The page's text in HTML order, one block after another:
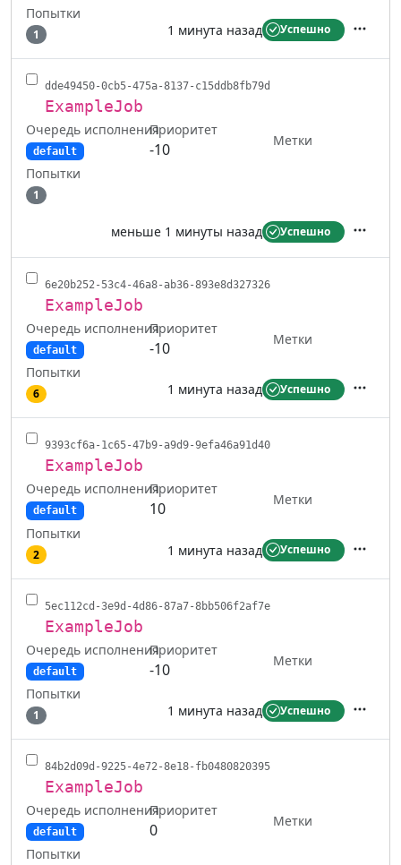
Попытки
1 1 минута назад Успешно
dde49450-0cb5-475a-8137-c15ddb8fb79d
ExampleJob
Очередь исполнения
default
Приоритет
-10
Метки
Попытки
1
меньше 1 минуты назад Успешно
6e20b252-53c4-46a8-ab36-893e8d327326
ExampleJob
Очередь исполнения
default
Приоритет
-10
Метки
Попытки
6 1 минута назад Успешно
9393cf6a-1c65-47b9-a9d9-9efa46a91d40
ExampleJob
Очередь исполнения
default
Приоритет
10
Метки
Попытки
2 1 минута назад Успешно
5ec112cd-3e9d-4d86-87a7-8bb506f2af7e
ExampleJob
Очередь исполнения
default
Приоритет
-10
Метки
Попытки
1 1 минута назад Успешно
84b2d09d-9225-4e72-8e18-fb0480820395
ExampleJob
Очередь исполнения
default
Приоритет
0
Метки
Попытки